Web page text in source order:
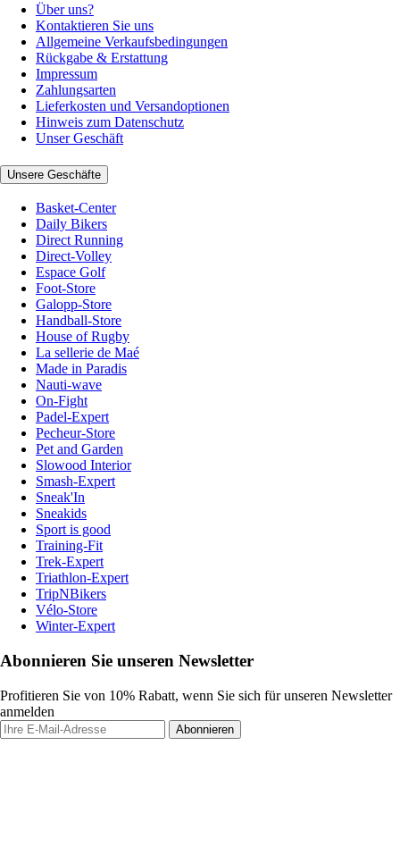
Über uns?
Kontaktieren Sie uns
Allgemeine Verkaufsbedingungen
Rückgabe & Erstattung
Impressum
Zahlungsarten
Lieferkosten und Versandoptionen
Hinweis zum Datenschutz
Unser Geschäft
Unsere Geschäfte
Basket-Center
Daily Bikers
Direct Running
Direct-Volley
Espace Golf
Foot-Store
Galopp-Store
Handball-Store
House of Rugby
La sellerie de Maé
Made in Paradis
Nauti-wave
On-Fight
Padel-Expert
Pecheur-Store
Pet and Garden
Slowood Interior
Smash-Expert
Sneak'In
Sneakids
Sport is good
Training-Fit
Trek-Expert
Triathlon-Expert
TripNBikers
Vélo-Store
Winter-Expert
Abonnieren Sie unseren Newsletter
Profitieren Sie von 10% Rabatt, wenn Sie sich für unseren Newsletter
anmelden
Abonnieren